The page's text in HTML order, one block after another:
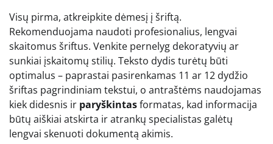
Visų pirma, atkreipkite dėmesį į šriftą.
Rekomenduojama naudoti profesionalius, lengvai
skaitomus šriftus. Venkite pernelyg dekoratyvių ar
sunkiai įskaitomų stilių. Teksto dydis turėtų būti
optimalus – paprastai pasirenkamas 11 ar 12 dydžio
šriftas pagrindiniam tekstui, o antraštėms naudojamas
kiek didesnis ir paryškintasformatas, kad informacija
būtų aiškiai atskirta ir atrankų specialistas galėtų
lengvai skenuoti dokumentą akimis.